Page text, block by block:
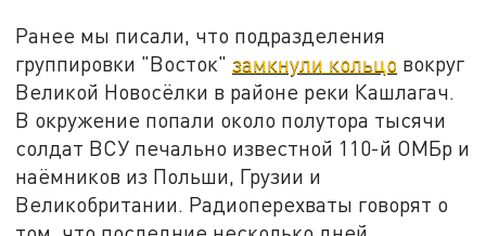
Ранее мы писали, что подразделения
группировки "Восток"замкнули кольцо вокруг
Великой Новосёлки в районе реки Кашлагач.
В окружение попали около полутора тысячи
солдат ВСУ печально известной 110-й ОМБр и
наёмников из Польши, Грузии и
Великобритании. Радиоперехваты говорят о